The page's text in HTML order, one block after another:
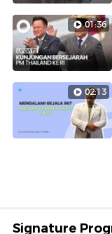
01:36
02:13
Signature